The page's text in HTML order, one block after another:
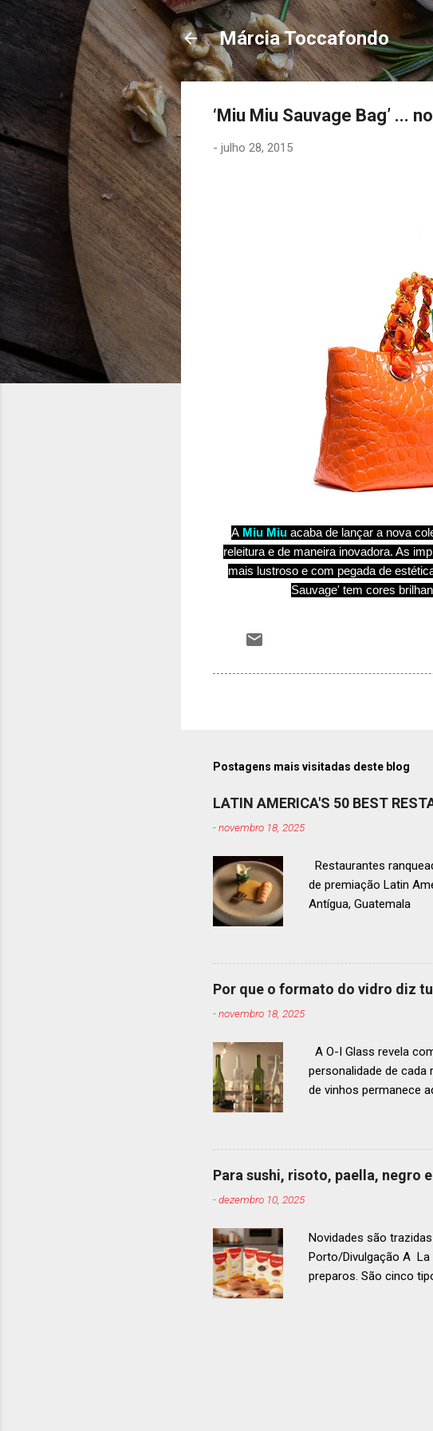
Márcia Toccafondo
‘Miu Miu Sauvage Bag’ ...
- julho 28, 2015
A Miu Miu acaba de lançar a nova
releitura e de maneira inovadora. As
mais lustroso e com pegada de
Sauvage' tem cores
Postagens mais visitadas deste blog
LATIN AMERICA'S 50 BEST
-novembro 18, 2025
Restaurantes
de premiação Latin
Antígua,
ranqueados nas
gastronomia de toda a
um espectro mais
Por que o formato do vidro diz
-novembro 18, 2025
A O-I Glass revela
personalidade de
de vinhos permanece
até 2029, de acordo
contínua que a O-I
parceira essencial da
para cada tipo de
Para sushi, risoto, paella, negro
-dezembro 10, 2025
Novidades são
Porto/Divulgação A
preparos. São cinco
. Os arrozes são
Cumparsita C ombina
arroz italiano. Para